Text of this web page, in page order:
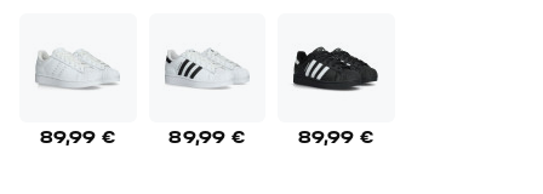
89,99 € 89,99 € 89,99 €